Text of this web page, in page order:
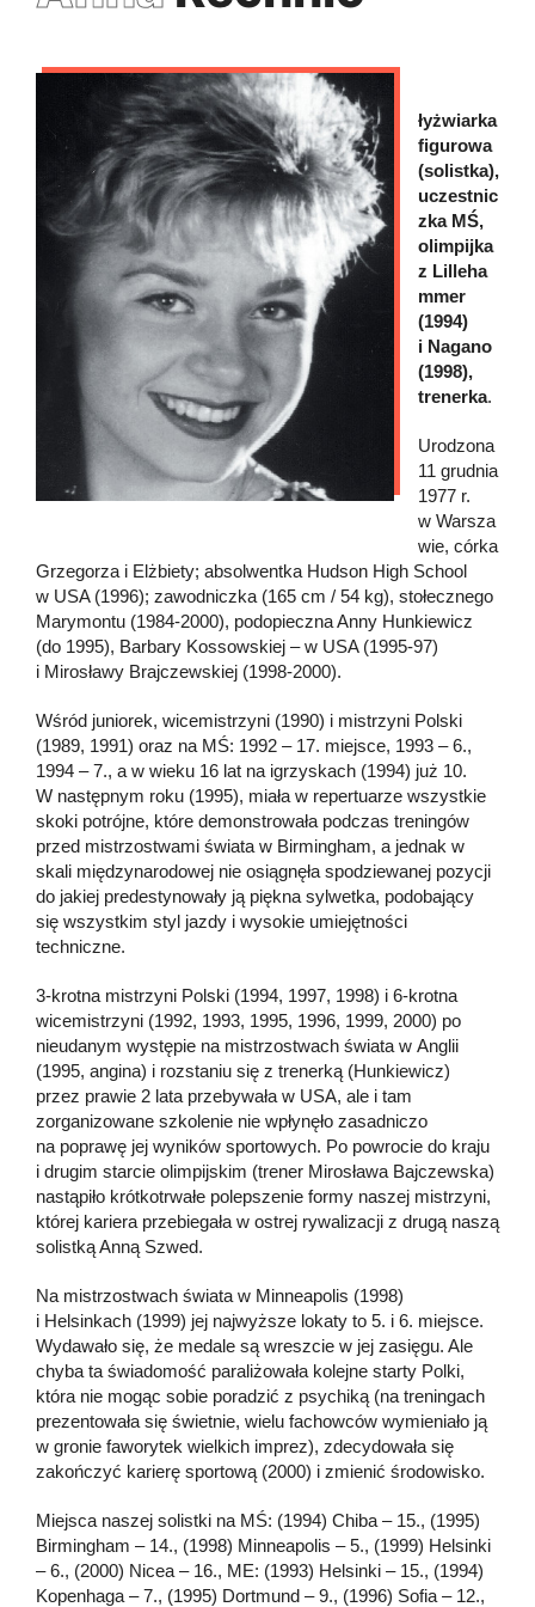
łyżwiarka
figurowa
(solistka),
uczestnic
zka MŚ,
olimpijka
z Lilleha
mmer
(1994)
i Nagano
(1998),
trenerka.
Urodzona
11 grudnia
1977 r.
w Warsza
wie, córka
Grzegorza i Elżbiety; absolwentka Hudson High School
w USA (1996); zawodniczka (165 cm / 54 kg), stołecznego
Marymontu (1984-2000), podopieczna Anny Hunkiewicz
(do 1995), Barbary Kossowskiej – w USA (1995-97)
i Mirosławy Brajczewskiej (1998-2000).
Wśród juniorek, wicemistrzyni (1990) i mistrzyni Polski
(1989, 1991) oraz na MŚ: 1992 – 17. miejsce, 1993 – 6.,
1994 – 7., a w wieku 16 lat na igrzyskach (1994) już 10.
W następnym roku (1995), miała w repertuarze wszystkie
skoki potrójne, które demonstrowała podczas treningów
przed mistrzostwami świata w Birmingham, a jednak w
skali międzynarodowej nie osiągnęła spodziewanej pozycji
do jakiej predestynowały ją piękna sylwetka, podobający
się wszystkim styl jazdy i wysokie umiejętności
techniczne.
3-krotna mistrzyni Polski (1994, 1997, 1998) i 6-krotna
wicemistrzyni (1992, 1993, 1995, 1996, 1999, 2000) po
nieudanym występie na mistrzostwach świata w Anglii
(1995, angina) i rozstaniu się z trenerką (Hunkiewicz)
przez prawie 2 lata przebywała w USA, ale i tam
zorganizowane szkolenie nie wpłynęło zasadniczo
na poprawę jej wyników sportowych. Po powrocie do kraju
i drugim starcie olimpijskim (trener Mirosława Bajczewska)
nastąpiło krótkotrwałe polepszenie formy naszej mistrzyni,
której kariera przebiegała w ostrej rywalizacji z drugą naszą
solistką Anną Szwed.
Na mistrzostwach świata w Minneapolis (1998)
i Helsinkach (1999) jej najwyższe lokaty to 5. i 6. miejsce.
Wydawało się, że medale są wreszcie w jej zasięgu. Ale
chyba ta świadomość paraliżowała kolejne starty Polki,
która nie mogąc sobie poradzić z psychiką (na treningach
prezentowała się świetnie, wielu fachowców wymieniało ją
w gronie faworytek wielkich imprez), zdecydowała się
zakończyć karierę sportową (2000) i zmienić środowisko.
Miejsca naszej solistki na MŚ: (1994) Chiba – 15., (1995)
Birmingham – 14., (1998) Minneapolis – 5., (1999) Helsinki
– 6., (2000) Nicea – 16., ME: (1993) Helsinki – 15., (1994)
Kopenhaga – 7., (1995) Dortmund – 9., (1996) Sofia – 12.,